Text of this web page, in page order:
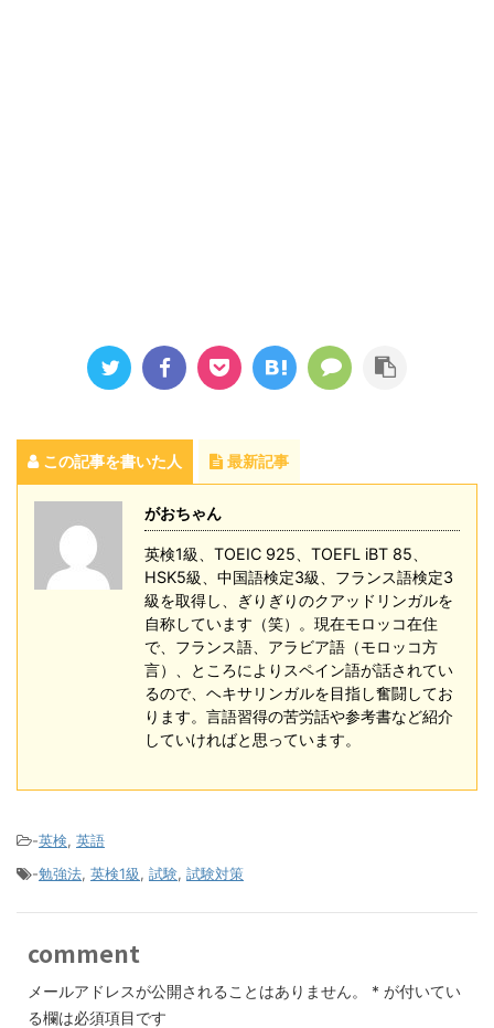
この記事を書いた人 最新記事
がおちゃん
英検1級、TOEIC 925、TOEFL iBT 85、
HSK5級、中国語検定3級、フランス語検定3
級を取得し、ぎりぎりのクアッドリンガルを
自称しています（笑）。現在モロッコ在住
で、フランス語、アラビア語（モロッコ方
言）、ところによりスペイン語が話されてい
るので、ヘキサリンガルを目指し奮闘してお
ります。言語習得の苦労話や参考書など紹介
していければと思っています。
-英検, 英語
-勉強法, 英検1級, 試験, 試験対策
comment
メールアドレスが公開されることはありません。 * が付いてい
る欄は必須項目です